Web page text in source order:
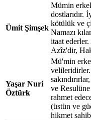
Ümit Şimşek
Mümin
dostlarıdır.
kötülük ve
Namazı
itaat
Azîz'dir,
Yaşar Nuri
Öztürk
Mü'min
ve
rahmet
(üstün ve
hikmet